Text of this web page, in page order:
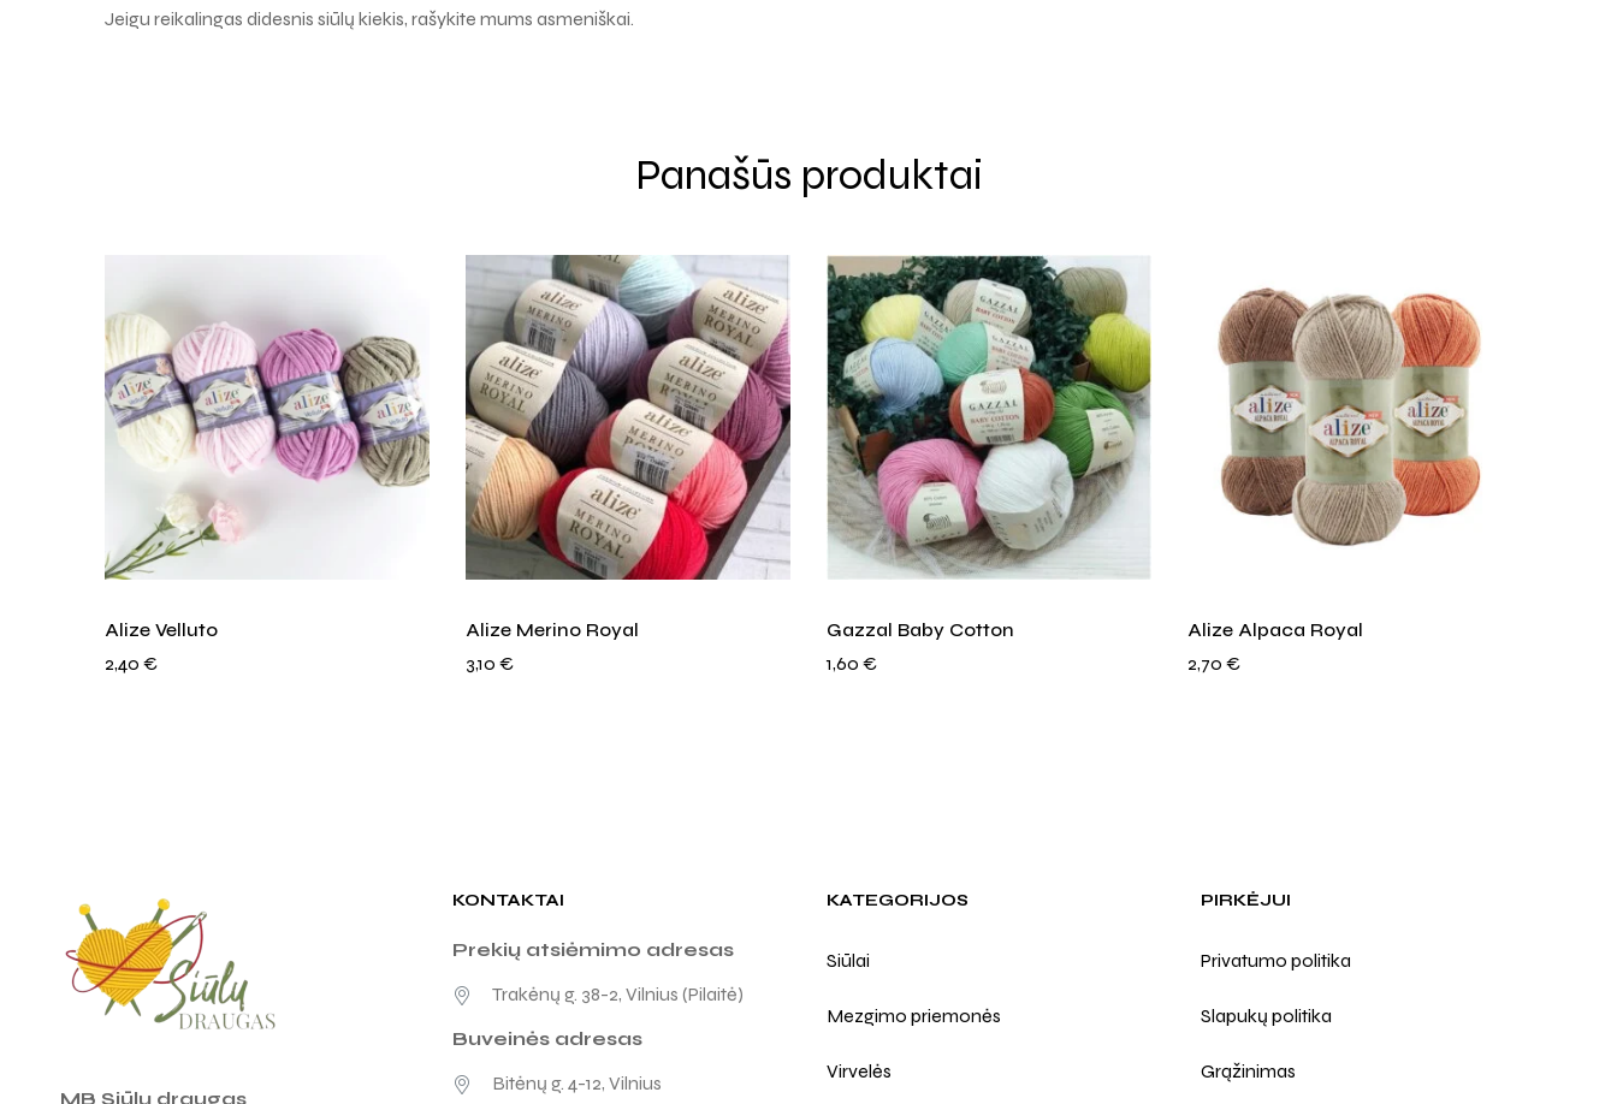
Jeigu reikalingas didesnis siūlų kiekis, rašykite mums asmeniškai.
Panašūs produktai
Alize Velluto
2,40 €
Alize Merino Royal
3,10 €
Gazzal Baby Cotton
1,60 €
Alize Alpaca Royal
2,70 €
MB Siūlų draugas
KONTAKTAI
Prekių atsiėmimo adresas
Trakėnų g. 38-2, Vilnius (Pilaitė)
Buveinės adresas
Bitėnų g. 4-12, Vilnius
KATEGORIJOS
Siūlai
Mezgimo priemonės
Virvelės
PIRKĖJUI
Privatumo politika
Slapukų politika
Grąžinimas